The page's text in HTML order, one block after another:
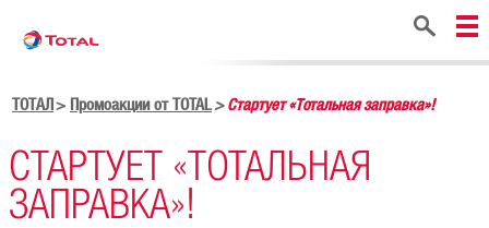
Поиск
ТОТАЛ Промоакции от TOTAL Стартует «Тотальная заправка»!
СТАРТУЕТ «ТОТАЛЬНАЯ
ЗАПРАВКА»!